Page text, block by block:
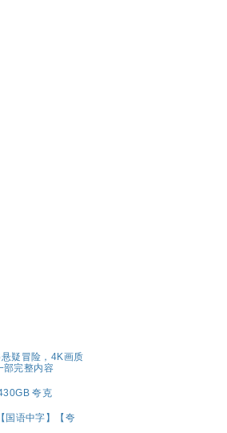
疑冒险，4K画质
部完整内容
夸克
国语中字】【夸